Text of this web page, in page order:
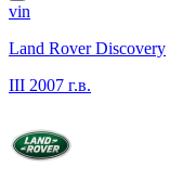
vin
Land Rover Discovery
III 2007 г.в.